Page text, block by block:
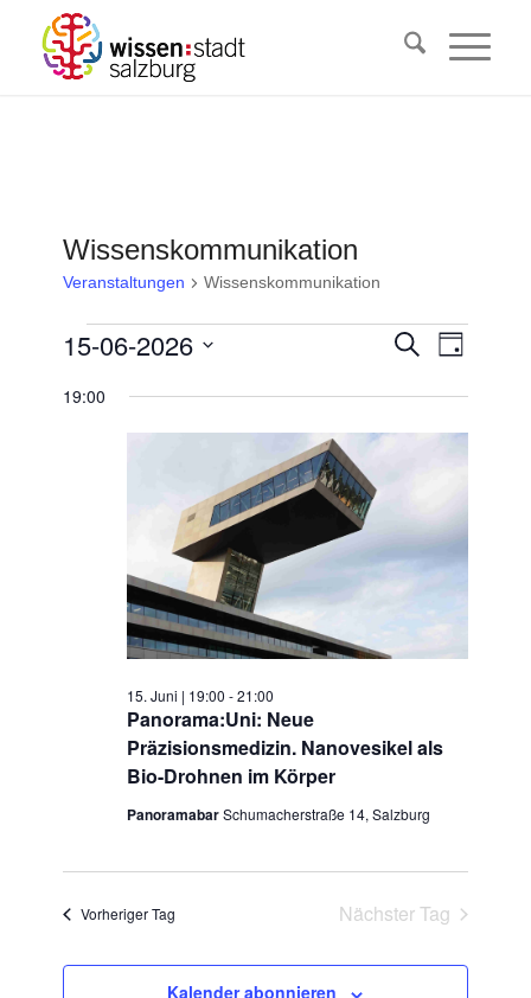
Wissenskommunikation
Veranstaltungen Wissenskommunikation
Veranstaltungen
15.
Suche
Tag
15-06-2026
wählen.
19:00
Panorama:Uni: Neue
Präzisionsmedizin. Nanovesikel als
Bio-Drohnen im Körper
15. Juni | 19:00 -21:00
PanoramabarSchumacherstraße 14, Salzburg
Vorheriger Tag Nächster Tag
Kalender abonnieren